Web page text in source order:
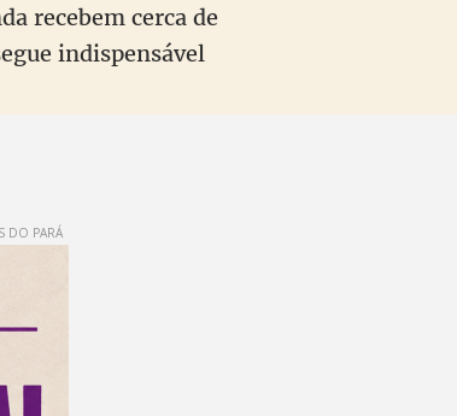
recebem cerca de
indispensável
DO PARÁ